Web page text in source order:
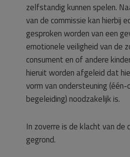
zelfstandig kunnen spelen.
van de commissie kan hierbij
gesproken worden van een
emotionele veiligheid van de
consument en of andere
hieruit worden afgeleid dat
vorm van ondersteuning
begeleiding) noodzakelijk is.
In zoverre is de klacht van de
gegrond.